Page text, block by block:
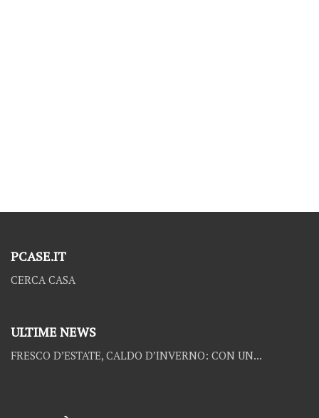
PCASE.IT
CERCA CASA
ULTIME NEWS
FRESCO D’ESTATE, CALDO D’INVERNO: CON UN...